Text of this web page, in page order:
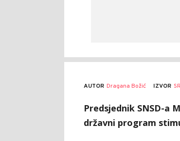
AUTOR Dragana Božić IZVOR
Predsjednik SNSD-a
državni program